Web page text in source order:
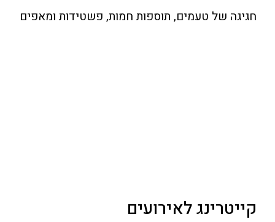
חגיגה של טעמים, תוספות חמות, פשטידות ומאפים
קייטרינג לאירועים